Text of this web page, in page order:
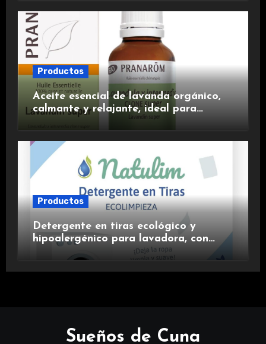
experiencia premium.
Productos
Aceite esencial de lavanda orgánico,
calmante y relajante, ideal para
Productos
Detergente en tiras ecológico y
hipoalergénico para lavadora, con
suavizante incluido y fragancia de
Sueños de Cuna